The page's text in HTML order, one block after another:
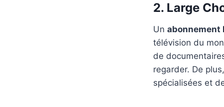
2. Large
Un abonnement
télévision du
de
regarder. De
spécialisées et